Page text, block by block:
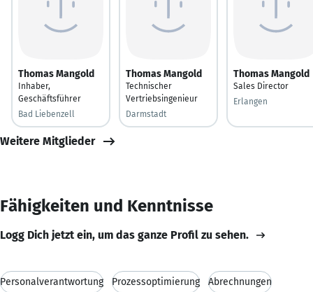
Thomas Mangold
Inhaber,
Geschäftsführer
Bad Liebenzell
Thomas Mangold
Technischer
Vertriebsingenieur
Darmstadt
Thomas Mangold
Sales Director
Erlangen
Weitere Mitglieder
Fähigkeiten und Kenntnisse
Logg Dich jetzt ein, um das ganze Profil zu sehen.
Personalverantwortung Prozessoptimierung Abrechnungen